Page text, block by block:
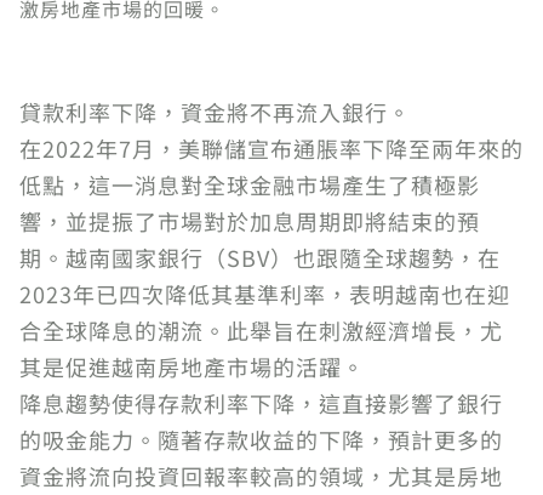
激房地產市場的回暖。
貸款利率下降，資金將不再流入銀行。
在2022年7月，美聯儲宣布通脹率下降至兩年來的
低點，這一消息對全球金融市場產生了積極影
響，並提振了市場對於加息周期即將結束的預
期。越南國家銀行（SBV）也跟隨全球趨勢，在
2023年已四次降低其基準利率，表明越南也在迎
合全球降息的潮流。此舉旨在刺激經濟增長，尤
其是促進越南房地產市場的活躍。
降息趨勢使得存款利率下降，這直接影響了銀行
的吸金能力。隨著存款收益的下降，預計更多的
資金將流向投資回報率較高的領域，尤其是房地